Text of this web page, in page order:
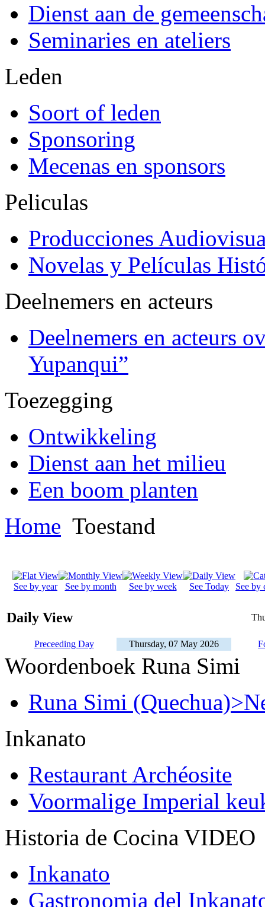
Dienst aan de
Seminaries en ateliers
Leden
Soort of leden
Sponsoring
Mecenas en sponsors
Peliculas
Producciones
Novelas y Películas
Deelnemers en acteurs
Deelnemers en acteurs
Yupanqui”
Toezegging
Ontwikkeling
Dienst aan het milieu
Een boom planten
Home Toestand
See by year See by month See by week See Today See by
Daily View
Preceeding Day Thursday, 07 May 2026
Woordenboek Runa Simi
Runa Simi
Inkanato
Restaurant Archéosite
Voormalige Imperial
Historia de Cocina VIDEO
Inkanato
Gastronomia del